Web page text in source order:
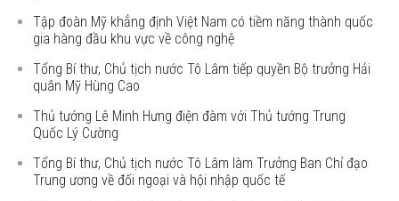
Tập đoàn Mỹ khẳng định Việt Nam có tiềm năng thành quốc
gia hàng đầu khu vực về công nghệ
Tổng Bí thư, Chủ tịch nước Tô Lâm tiếp quyền Bộ trưởng Hải
quân Mỹ Hùng Cao
Thủ tướng Lê Minh Hưng điện đàm với Thủ tướng Trung
Quốc Lý Cường
Tổng Bí thư, Chủ tịch nước Tô Lâm làm Trưởng Ban Chỉ đạo
Trung ương về đối ngoại và hội nhập quốc tế